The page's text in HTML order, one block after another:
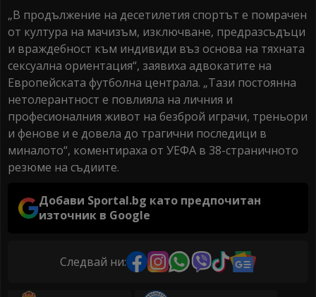
„В продължение на десетилетия спортът е помрачен
от култура на мачизъм, изключване, предразсъдъци
и враждебност към индивиди въз основа на тяхната
сексуална ориентация“, заявиха адвокатите на
Европейската футболна централа. „Тази постоянна
нетолерантност е повлияла на личния и
професионалния живот на безброй играчи, треньори
и фенове и е довела до трагични последици в
миналото“, коментираха от УЕФА в 38-страничното
резюме на съдиите.
Добави Sportal.bg като предпочитан
източник в Google
Следвай ни: